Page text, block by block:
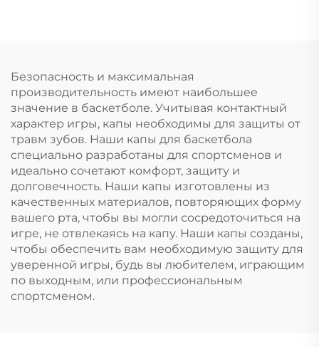
зубов
капой от скрежета
зубами
Безопасность и максимальная
производительность имеют наибольшее
значение в баскетболе. Учитывая контактный
характер игры, капы необходимы для защиты от
травм зубов. Наши капы для баскетбола
специально разработаны для спортсменов и
идеально сочетают комфорт, защиту и
долговечность. Наши капы изготовлены из
качественных материалов, повторяющих форму
вашего рта, чтобы вы могли сосредоточиться на
игре, не отвлекаясь на капу. Наши капы созданы,
чтобы обеспечить вам необходимую защиту для
уверенной игры, будь вы любителем, играющим
по выходным, или профессиональным
спортсменом.